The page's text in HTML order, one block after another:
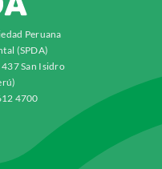
Peruana
(SPDA)
San Isidro
4700